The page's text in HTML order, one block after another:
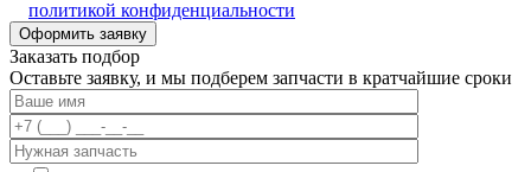
политикой конфиденциальности
Заказать подбор
Оставьте заявку, и мы подберем запчасти в кратчайшие сроки